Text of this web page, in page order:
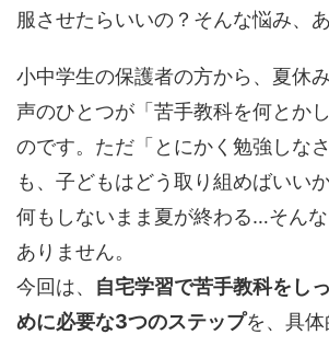
服させたらいいの？そんな悩み、
小中学生の保護者の方から、夏休
声のひとつが「苦手教科を何とか
のです。ただ「とにかく勉強しな
も、子どもはどう取り組めばいい
何もしないまま夏が終わる…そんな
ありません。
今回は、 自宅学習で苦手教科をし
めに必要な3つのステップを、具体